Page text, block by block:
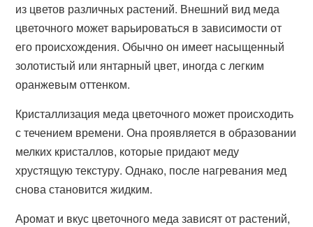
из цветов различных растений. Внешний вид меда
цветочного может варьироваться в зависимости от
его происхождения. Обычно он имеет насыщенный
золотистый или янтарный цвет, иногда с легким
оранжевым оттенком.
Кристаллизация меда цветочного может происходить
с течением времени. Она проявляется в образовании
мелких кристаллов, которые придают меду
хрустящую текстуру. Однако, после нагревания мед
снова становится жидким.
Аромат и вкус цветочного меда зависят от растений,